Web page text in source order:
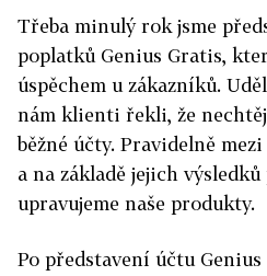
Třeba minulý rok jsme
poplatků Genius Gratis,
úspěchem u zákazníků.
nám klienti řekli, že
běžné účty. Pravidelně
a na základě jejich
upravujeme naše produkty.
Po představení účtu